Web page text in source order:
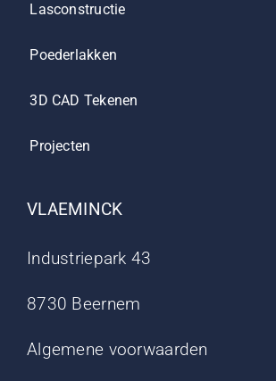
Lasconstructie
Poederlakken
3D CAD Tekenen
Projecten
VLAEMINCK
Industriepark 43
8730 Beernem
Algemene voorwaarden